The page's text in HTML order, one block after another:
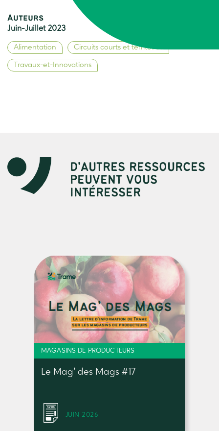
Auteurs
Juin-Juillet 2023
Alimentation Circuits courts et territoires
Travaux-et-Innovations
D’AUTRES RESSOURCES
PEUVENT VOUS
INTÉRESSER
MAGASINS DE PRODUCTEURS
Le Mag’ des Mags #17
JUIN 2026